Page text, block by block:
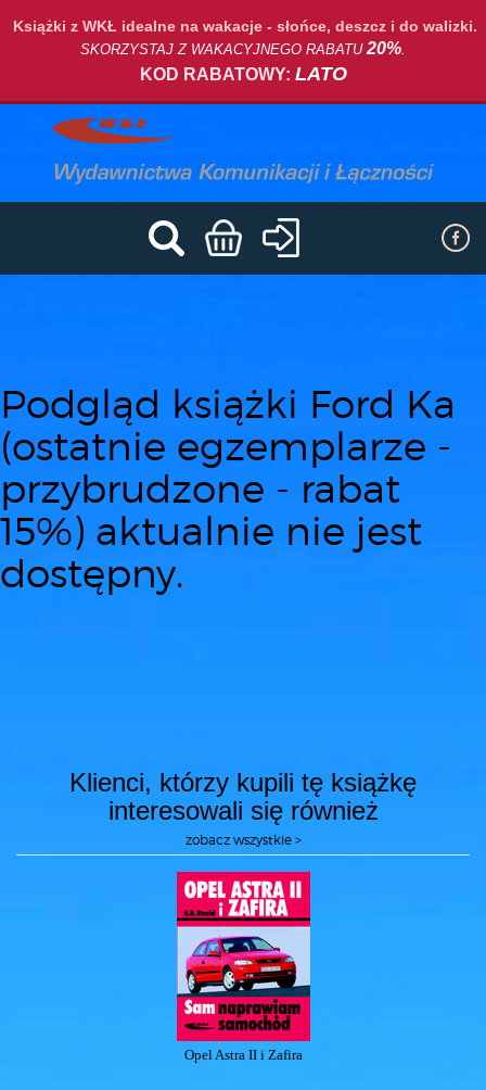
Książki z WKŁ idealne na wakacje - słońce, deszcz i do walizki.
SKORZYSTAJ Z WAKACYJNEGO RABATU20%.
KOD RABATOWY: LATO
Podgląd książki Ford Ka
(ostatnie egzemplarze -
przybrudzone - rabat
15%) aktualnie nie jest
dostępny.
Klienci, którzy kupili tę książkę
interesowali się również
zobacz wszystkie >
Opel Astra II i Zafira